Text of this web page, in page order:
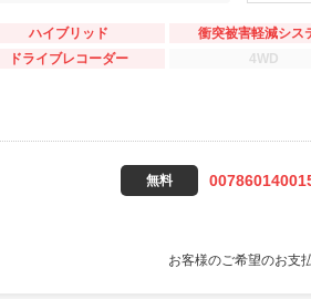
ハイブリッド 衝突被害軽減シス
ドライブレコーダー 4WD
無料
お客様のご希望のお支